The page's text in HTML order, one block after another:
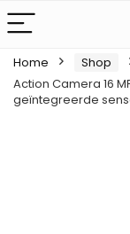
Home Shop
Action Camera 16
geïntegreerde